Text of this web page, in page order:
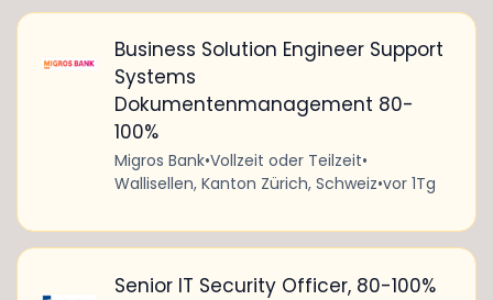
Business Solution Engineer Support
Systems
Dokumentenmanagement 80-
100%
Migros Bank•Vollzeit oder Teilzeit•
Wallisellen, Kanton Zürich, Schweiz•vor 1Tg
Senior IT Security Officer, 80-100%